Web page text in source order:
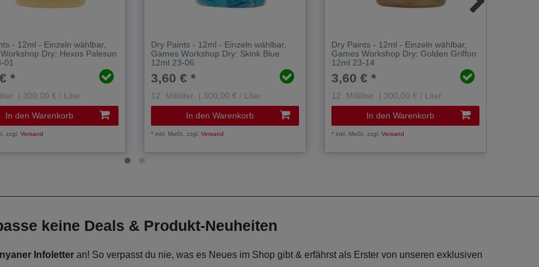
- 12ml - Einzeln wählbar,
Dry: Hexos Palesun
01
*
| 300,00 € / Liter
In den Warenkorb
zzgl.Versand
Dry Paints - 12ml - Einzeln wählbar,
Games Workshop Dry: Skink Blue
12ml 23-06
3,60 € *
12 Milliliter | 300,00 € / Liter
In den Warenkorb
*inkl. MwSt. zzgl.Versand
Dry Paints - 12ml - Einzeln wählbar,
Games Workshop Dry: Golden Griffon
12ml 23-14
3,60 € *
12 Milliliter | 300,00 € / Liter
In den Warenkorb
*inkl. MwSt. zzgl.Versand
keine Deals & Produkt-Neuheiten
Infoletter an! So verpasst du nie, was es Neues im Shop gibt & erfährst als Erster von unseren exklusiven